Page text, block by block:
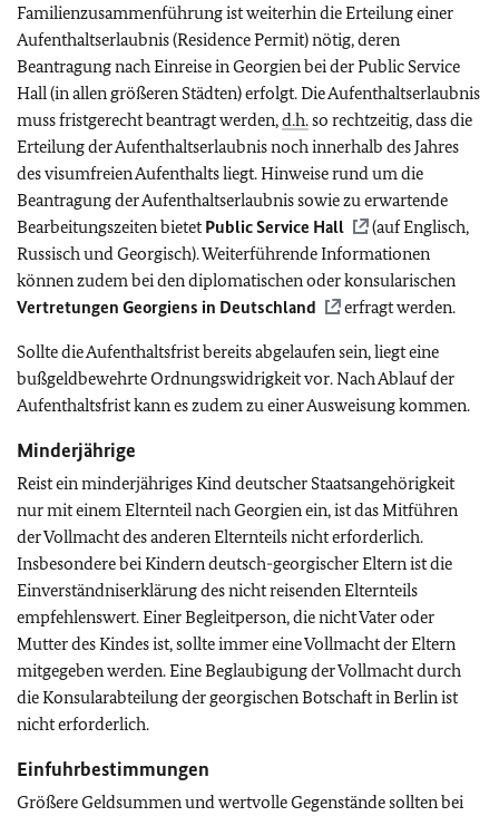
Familienzusammenführung ist weiterhin die Erteilung einer
Aufenthaltserlaubnis (Residence Permit) nötig, deren
Beantragung nach Einreise in Georgien bei der Public Service
Hall (in allen größeren Städten) erfolgt. Die Aufenthaltserlaubnis
muss fristgerecht beantragt werden,d.h.so rechtzeitig, dass die
Erteilung der Aufenthaltserlaubnis noch innerhalb des Jahres
des visumfreien Aufenthalts liegt. Hinweise rund um die
Beantragung der Aufenthaltserlaubnis sowie zu erwartende
Bearbeitungszeiten bietetPublic Service Hall
(auf Englisch,
Russisch und Georgisch). Weiterführende Informationen
können zudem bei den diplomatischen oder konsularischen
Vertretungen Georgiens in Deutschland
erfragt werden.
Sollte die Aufenthaltsfrist bereits abgelaufen sein, liegt eine
bußgeldbewehrte Ordnungswidrigkeit vor. Nach Ablauf der
Aufenthaltsfrist kann es zudem zu einer Ausweisung kommen.
Minderjährige
Reist ein minderjähriges Kind deutscher Staatsangehörigkeit
nur mit einem Elternteil nach Georgien ein, ist das Mitführen
der Vollmacht des anderen Elternteils nicht erforderlich.
Insbesondere bei Kindern deutsch-georgischer Eltern ist die
Einverständniserklärung des nicht reisenden Elternteils
empfehlenswert. Einer Begleitperson, die nicht Vater oder
Mutter des Kindes ist, sollte immer eine Vollmacht der Eltern
mitgegeben werden. Eine Beglaubigung der Vollmacht durch
die Konsularabteilung der georgischen Botschaft in Berlin ist
nicht erforderlich.
Einfuhrbestimmungen
Größere Geldsummen und wertvolle Gegenstände sollten bei